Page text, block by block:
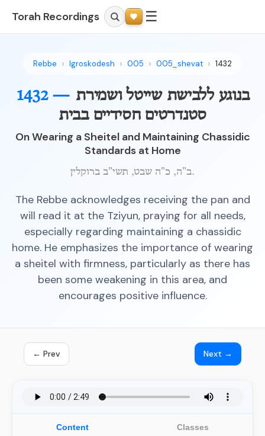
Torah Recordings ☰
Rebbe Igroskodesh 005 005_shevat 1432
1432 — בנוגע ללבישת שייטל ושמירת
סטנדרטים חסידיים בבית
On Wearing a Sheitel and Maintaining Chassidic
Standards at Home
ב"ה, כ"ה שבט, תשי"ב ברוקלין.
The Rebbe acknowledges receiving the pan and
will read it at the Tziyun, praying for all needs,
especially regarding maintaining a chassidic
home. He emphasizes the importance of wearing
a sheitel with firmness, particularly as there has
been some weakening in this area, and
encourages positive influence.
← Prev Next →
Content Classes